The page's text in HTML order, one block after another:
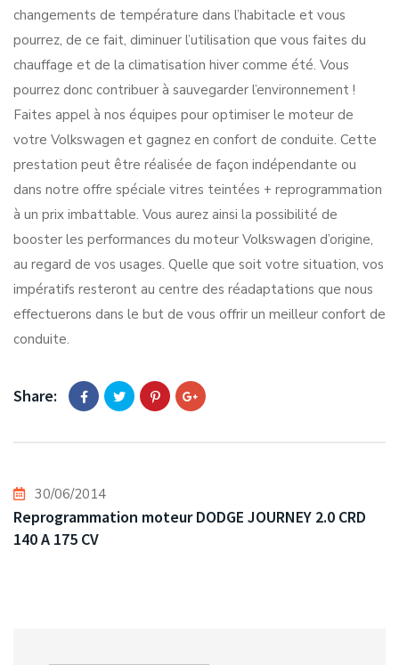
changements de température dans l’habitacle et vous
pourrez, de ce fait, diminuer l’utilisation que vous faites du
chauffage et de la climatisation hiver comme été. Vous
pourrez donc contribuer à sauvegarder l’environnement !
Faites appel à nos équipes pour optimiser le moteur de
votre Volkswagen et gagnez en confort de conduite. Cette
prestation peut être réalisée de façon indépendante ou
dans notre offre spéciale vitres teintées + reprogrammation
à un prix imbattable. Vous aurez ainsi la possibilité de
booster les performances du moteur Volkswagen d’origine,
au regard de vos usages. Quelle que soit votre situation, vos
impératifs resteront au centre des réadaptations que nous
effectuerons dans le but de vous offrir un meilleur confort de
conduite.
Share:
30/06/2014
Reprogrammation moteur DODGE JOURNEY 2.0 CRD
140 A 175 CV